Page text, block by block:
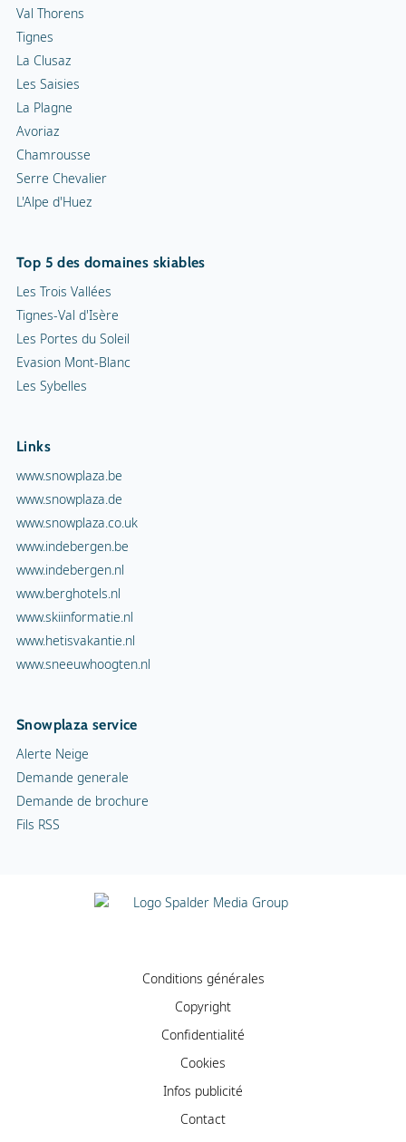
Val Thorens
Tignes
La Clusaz
Les Saisies
La Plagne
Avoriaz
Chamrousse
Serre Chevalier
L'Alpe d'Huez
Top 5 des domaines skiables
Les Trois Vallées
Tignes-Val d'Isère
Les Portes du Soleil
Evasion Mont-Blanc
Les Sybelles
Links
www.snowplaza.be
www.snowplaza.de
www.snowplaza.co.uk
www.indebergen.be
www.indebergen.nl
www.berghotels.nl
www.skiinformatie.nl
www.hetisvakantie.nl
www.sneeuwhoogten.nl
Snowplaza service
Alerte Neige
Demande generale
Demande de brochure
Fils RSS
Conditions générales
Copyright
Confidentialité
Cookies
Infos publicité
Contact